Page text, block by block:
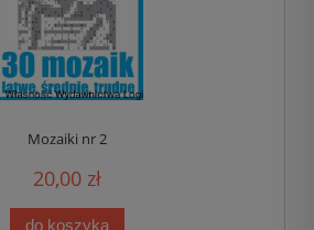
Mozaiki nr 2
20,00 zł
do koszyka